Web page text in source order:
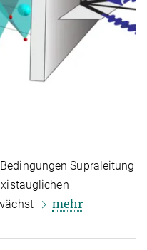
Supraleitung
mehr